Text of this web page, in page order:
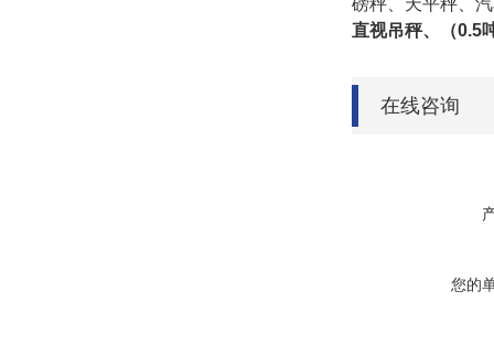
直视吊秤、（0.5
在线咨询
您的